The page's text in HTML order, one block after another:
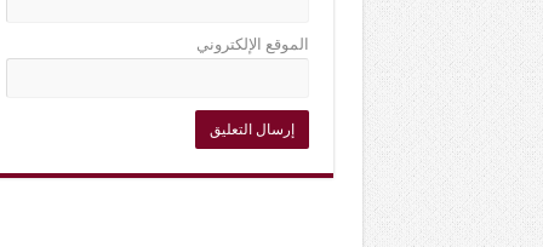
الموقع الإلكتروني